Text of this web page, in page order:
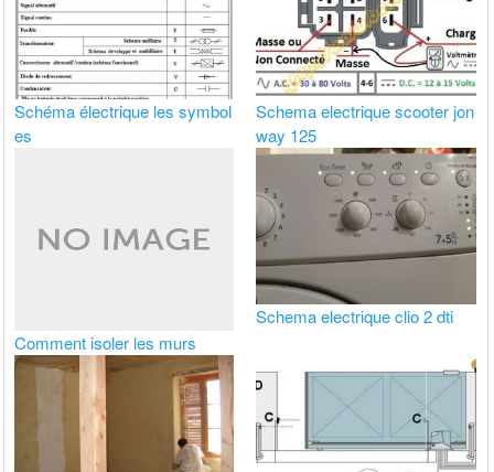
Schéma électrique les symbol
es
Schema electrique scooter jon
way 125
Comment isoler les murs
Schema electrique clio 2 dti